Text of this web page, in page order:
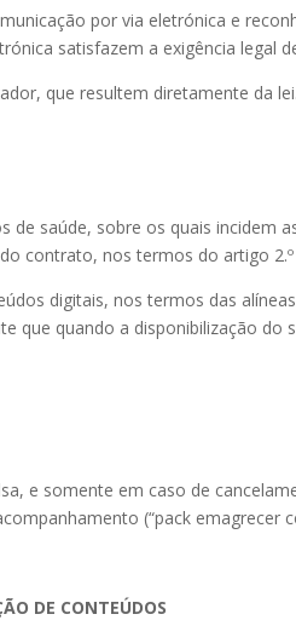
por via eletrónica e
satisfazem a exigência legal
que resultem diretamente da lei.
de saúde, sobre os quais incidem
contrato, nos termos do artigo
digitais, nos termos das
que quando a disponibilização
e somente em caso de
(“pack emagrecer
DE CONTEÚDOS